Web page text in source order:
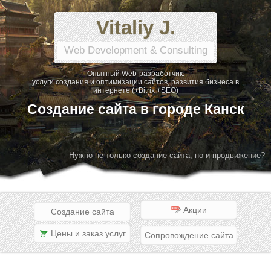
Vitaliy J.
Web Development & Consulting
Опытный Web-разработчик:
услуги создания и оптимизации сайтов, развития бизнеса в
интернете (+Bitrix +SEO)
Создание сайта в городе Канск
Нужно не только создание сайта, но и продвижение?
Создание сайта Акции
Цены и заказ услуг Сопровождение сайта